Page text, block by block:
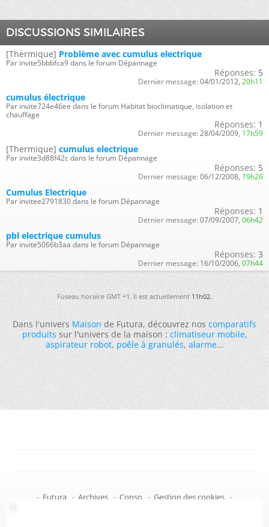
DISCUSSIONS SIMILAIRES
[Thermique] Problème avec cumulus electrique
Par invite5bbbfca9 dans le forum Dépannage
Réponses: 5
Dernier message: 04/01/2012, 20h11
cumulus électrique
Par invite724e46ee dans le forum Habitat bioclimatique, isolation et
chauffage
Réponses: 1
Dernier message: 28/04/2009, 17h59
[Thermique] cumulus electrique
Par invite3d88f42c dans le forum Dépannage
Réponses: 5
Dernier message: 06/12/2008, 19h26
Cumulus Electrique
Par invitee2791830 dans le forum Dépannage
Réponses: 1
Dernier message: 07/09/2007, 06h42
pbl electrique cumulus
Par invite5066b3aa dans le forum Dépannage
Réponses: 3
Dernier message: 16/10/2006, 07h44
Fuseau horaire GMT +1. Il est actuellement11h02.
Dans l'universMaisonde Futura, découvrez noscomparatifs
produitssur l'univers de la maison :climatiseur mobile,
aspirateur robot,poêle à granulés,alarme...
- Futura - Archives - Conso - Gestion des cookies -